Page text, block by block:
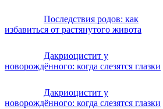
Последствия родов: как
избавиться от растянутого живота
Дакриоцистит у
новорождённого: когда слезятся глазки
Дакриоцистит у
новорождённого: когда слезятся глазки